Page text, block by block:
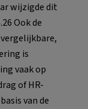
wijzigde dit
Ook de
is
vaak op
of HR-
van de